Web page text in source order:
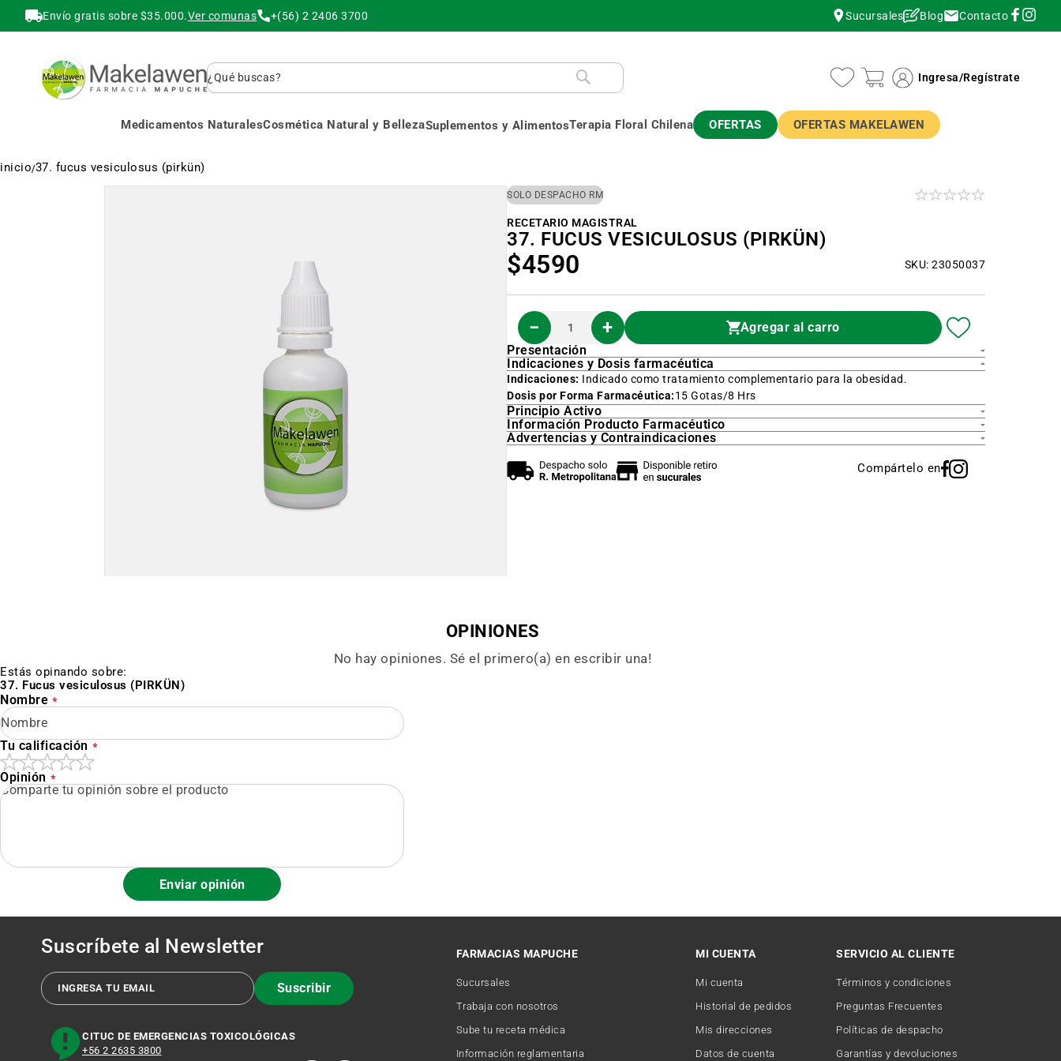
Envío gratis sobre $35.000.Ver comunas +(56) 2 2406 3700 Sucursales Blog Contacto
Buscar
Ingresa/Regístrate
Medicamentos NaturalesCosmética Natural y BellezaSuplementos y AlimentosTerapia Floral Chilena OFERTAS OFERTAS MAKELAWEN
inicio 37. fucus vesiculosus (pirkün)
RECETARIO MAGISTRAL
$4590 SKU: 23050037
37. FUCUS VESICULOSUS (PIRKÜN)
SOLO DESPACHO RM
Agregar al carro
Presentación
Indicaciones y Dosis farmacéutica
Indicaciones: Indicado como tratamiento complementario para la obesidad.
Dosis por Forma Farmacéutica:15 Gotas/8 Hrs
Principio Activo
Información Producto Farmacéutico
Advertencias y Contraindicaciones
Compártelo en
OPINIONES
No hay opiniones. Sé el primero(a) en escribir una!
Estás opinando sobre:
37. Fucus vesiculosus (PIRKÜN)
Nombre
Tu calificación
Opinión
Enviar opinión
Suscríbete al Newsletter
Suscribir
CITUC DE EMERGENCIAS TOXICOLÓGICAS
+56 2 2635 3800
FARMACIAS MAPUCHE
Sucursales
Trabaja con nosotros
Sube tu receta médica
Información reglamentaria
MI CUENTA
Mi cuenta
Historial de pedidos
Mis direcciones
Datos de cuenta
SERVICIO AL CLIENTE
Términos y condiciones
Preguntas Frecuentes
Políticas de despacho
Garantías y devoluciones